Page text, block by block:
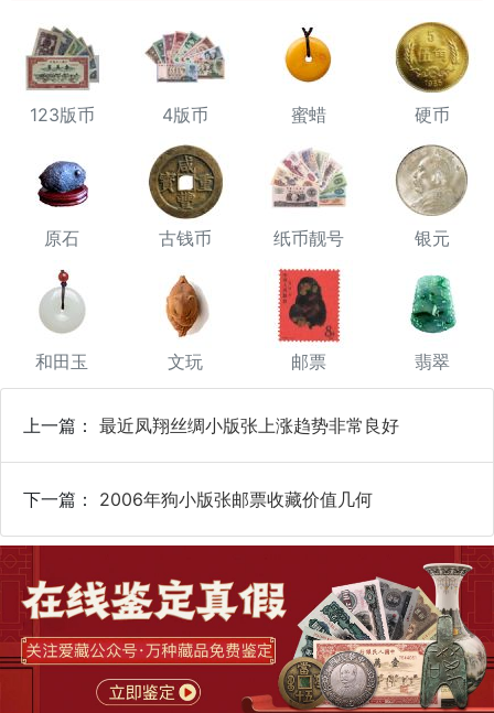
123版币 4版币 蜜蜡 硬币
原石 古钱币 纸币靓号 银元
和田玉 文玩 邮票 翡翠
上一篇： 最近凤翔丝绸小版张上涨趋势非常良好
下一篇： 2006年狗小版张邮票收藏价值几何